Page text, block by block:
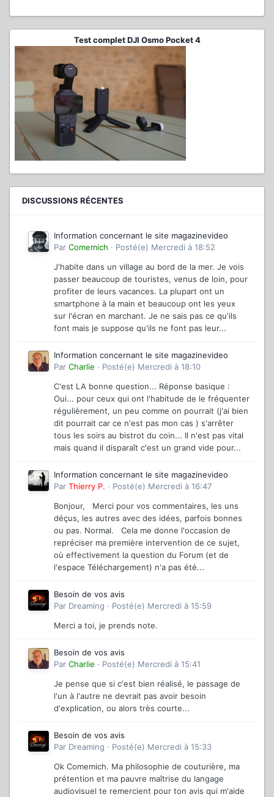
Test complet DJI Osmo Pocket 4
DISCUSSIONS RÉCENTES
Information concernant le site magazinevideo
Par Comemich · Posté(e) Mercredi à 18:52
J'habite dans un village au bord de la mer. Je vois
passer beaucoup de touristes, venus de loin, pour
profiter de leurs vacances. La plupart ont un
smartphone à la main et beaucoup ont les yeux
sur l'écran en marchant. Je ne sais pas ce qu'ils
font mais je suppose qu'ils ne font pas leur...
Information concernant le site magazinevideo
Par Charlie · Posté(e) Mercredi à 18:10
C'est LA bonne question... Réponse basique :
Oui... pour ceux qui ont l'habitude de le fréquenter
régulièrement, un peu comme on pourrait (j'ai bien
dit pourrait car ce n'est pas mon cas ) s'arrêter
tous les soirs au bistrot du coin... Il n'est pas vital
mais quand il disparaît c'est un grand vide pour...
Information concernant le site magazinevideo
Par Thierry P. · Posté(e) Mercredi à 16:47
Bonjour, Merci pour vos commentaires, les uns
déçus, les autres avec des idées, parfois bonnes
ou pas. Normal. Cela me donne l'occasion de
repréciser ma première intervention de ce sujet,
où effectivement la question du Forum (et de
l'espace Téléchargement) n'a pas été...
Besoin de vos avis
Par Dreaming · Posté(e) Mercredi à 15:59
Merci a toi, je prends note.
Besoin de vos avis
Par Charlie · Posté(e) Mercredi à 15:41
Je pense que si c'est bien réalisé, le passage de
l'un à l'autre ne devrait pas avoir besoin
d'explication, ou alors très courte...
Besoin de vos avis
Par Dreaming · Posté(e) Mercredi à 15:33
Ok Comemich. Ma philosophie de couturière, ma
prétention et ma pauvre maîtrise du langage
audiovisuel te remercient pour ton avis qui m'aide